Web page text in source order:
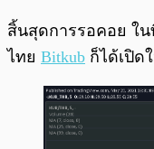
สิ้นสุดการรอคอย ใน
ไทย Bitkub ก็ได้เปิด